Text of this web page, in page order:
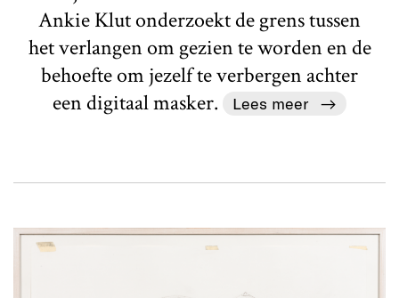
Ankie Klut onderzoekt de grens tussen
het verlangen om gezien te worden en de
behoefte om jezelf te verbergen achter
een digitaal masker.
Lees meer